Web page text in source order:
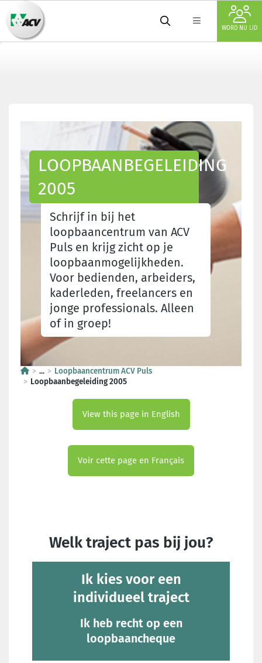
WORD NU LID
LOOPBAANBEGELEIDING
2005
Schrijf in bij het
loopbaancentrum van ACV
Puls en krijg zicht op je
loopbaanmogelijkheden.
Voor bedienden, arbeiders,
kaderleden, freelancers en
jonge professionals. Alleen
of in groep!
...
Loopbaancentrum ACV Puls
Loopbaanbegeleiding 2005
View this page in English
Voir cette page en Français
Welk traject pas bij jou?
Ik kies voor een
individueel traject
Ik heb recht op een
loopbaancheque